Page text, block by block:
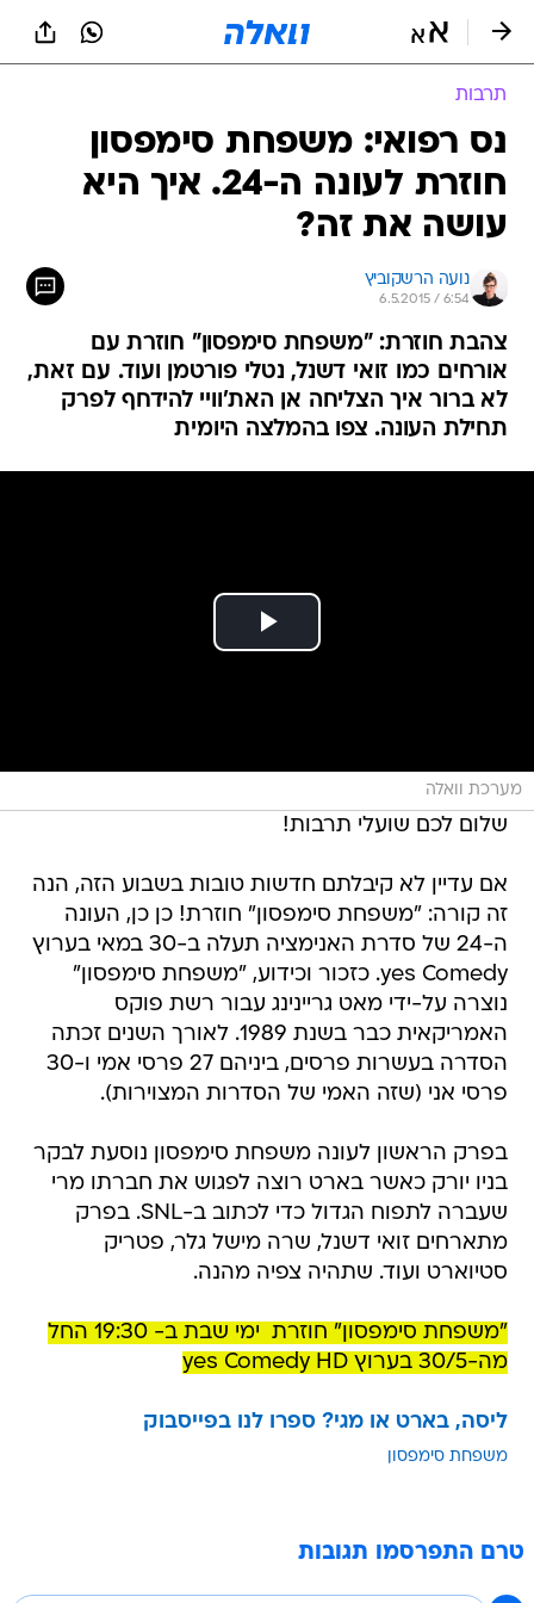
תרבות
נס רפואי: משפחת סימפסון
חוזרת לעונה ה-24. איך היא
עושה את זה?
נועה הרשקוביץ
6.5.2015 / 6:54
צהבת חוזרת: "משפחת סימפסון" חוזרת עם
אורחים כמו זואי דשנל, נטלי פורטמן ועוד. עם זאת,
לא ברור איך הצליחה אן האת'וויי להידחף לפרק
תחילת העונה. צפו בהמלצה היומית
מערכת וואלה
שלום לכם שועלי תרבות!
אם עדיין לא קיבלתם חדשות טובות בשבוע הזה, הנה
זה קורה: "משפחת סימפסון" חוזרת! כן כן, העונה
ה-24 של סדרת האנימציה תעלה ב-30 במאי בערוץ
yes Comedy. כזכור וכידוע, "משפחת סימפסון"
נוצרה על-ידי מאט גריינינג עבור רשת פוקס
האמריקאית כבר בשנת 1989. לאורך השנים זכתה
הסדרה בעשרות פרסים, ביניהם 27 פרסי אמי ו-30
פרסי אני (שזה האמי של הסדרות המצוירות).
בפרק הראשון לעונה משפחת סימפסון נוסעת לבקר
בניו יורק כאשר בארט רוצה לפגוש את חברתו מרי
שעברה לתפוח הגדול כדי לכתוב ב-SNL. בפרק
מתארחים זואי דשנל, שרה מישל גלר, פטריק
סטיוארט ועוד. שתהיה צפיה מהנה.
"משפחת סימפסון" חוזרת  ימי שבת ב- 19:30 החל
מה-30/5 בערוץ yes Comedy HD
ליסה, בארט או מגי? ספרו לנו בפייסבוק
משפחת סימפסון
טרם התפרסמו תגובות